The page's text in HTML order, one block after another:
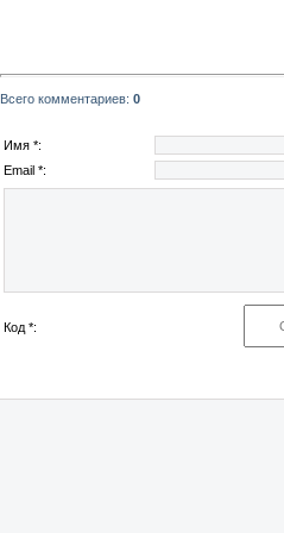
Всего комментариев: 0
Имя *:
Email *:
Код *: